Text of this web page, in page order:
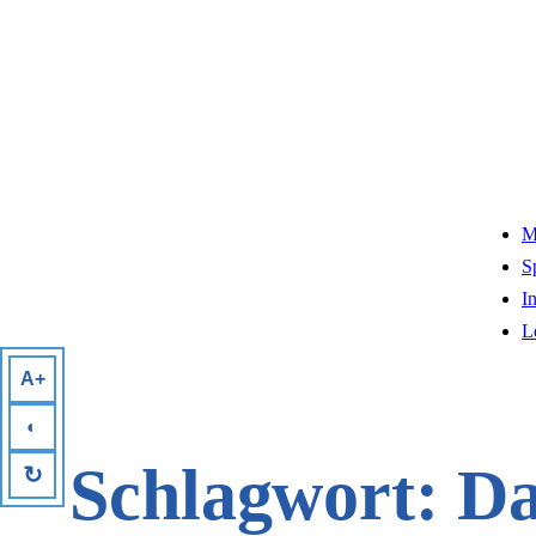
Schlagwort:
A+
◐
↻